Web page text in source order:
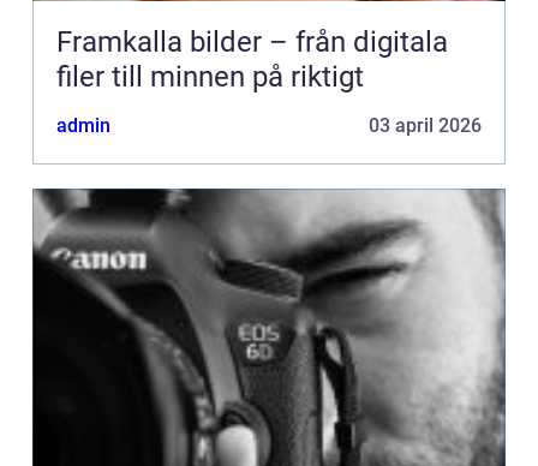
Framkalla bilder – från digitala
filer till minnen på riktigt
admin 03 april 2026